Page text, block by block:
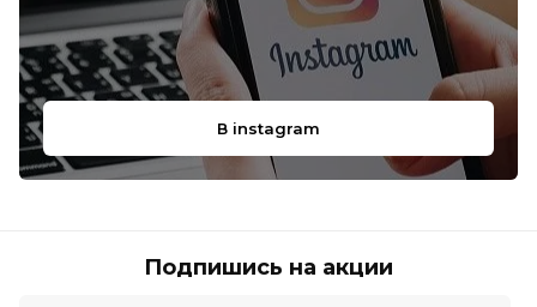
В instagram
Подпишись на акции